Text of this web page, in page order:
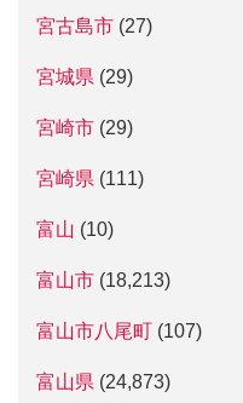
宮古島市 (27)
宮城県 (29)
宮崎市 (29)
宮崎県 (111)
富山 (10)
富山市 (18,213)
富山市八尾町 (107)
富山県 (24,873)